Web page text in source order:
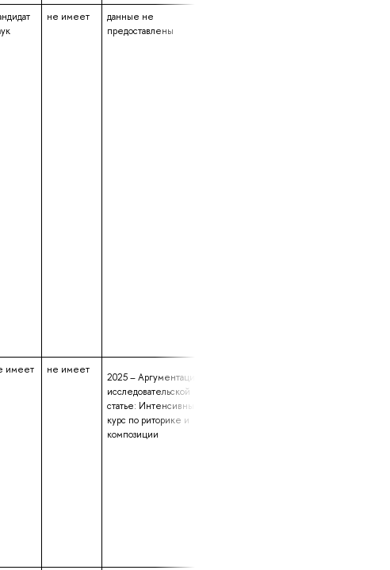
не имеет
данные не
предоставлены
имеет не имеет
2025 – Аргументация в
исследовательской
статье: Интенсивный
курс по риторике и
композиции